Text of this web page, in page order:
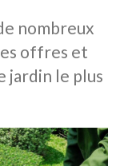
nombreux
offres et
jardin le plus